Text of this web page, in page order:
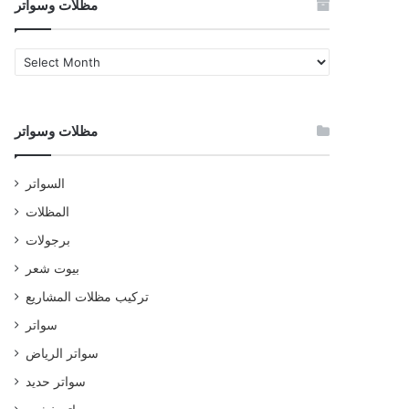
مظلات وسواتر
مظلات
وسواتر
مظلات وسواتر
السواتر
المظلات
برجولات
بيوت شعر
تركيب مظلات المشاريع
سواتر
سواتر الرياض
سواتر حديد